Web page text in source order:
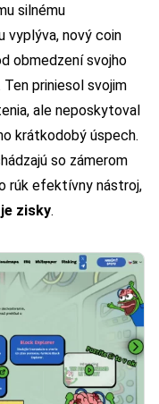
silnému
vyplýva, nový coin
obmedzení svojho
priniesol svojim
ale neposkytoval
krátkodobý úspech.
so zámerom
rúk efektívny nástroj,
zisky.